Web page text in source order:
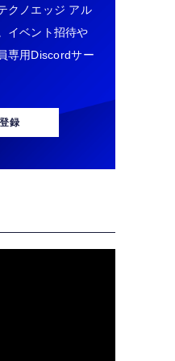
クノエッジ アル
イベント招待や
専用Discordサー
録